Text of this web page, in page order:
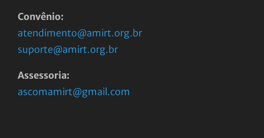
Convênio:
atendimento@amirt.org.br
suporte@amirt.org.br
Assessoria:
ascomamirt@gmail.com